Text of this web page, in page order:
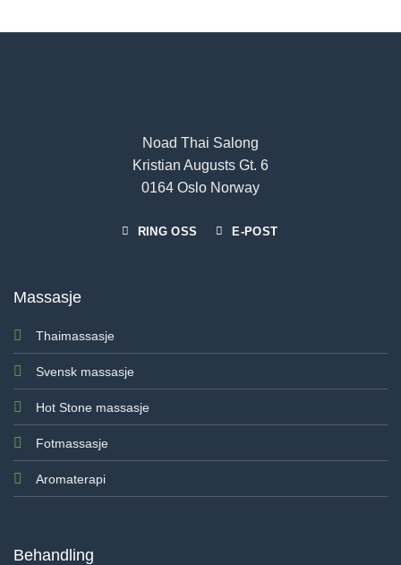
Noad Thai Salong
Kristian Augusts Gt. 6
0164 Oslo Norway
RING OSS E-POST
Massasje
Thaimassasje
Svensk massasje
Hot Stone massasje
Fotmassasje
Aromaterapi
Behandling